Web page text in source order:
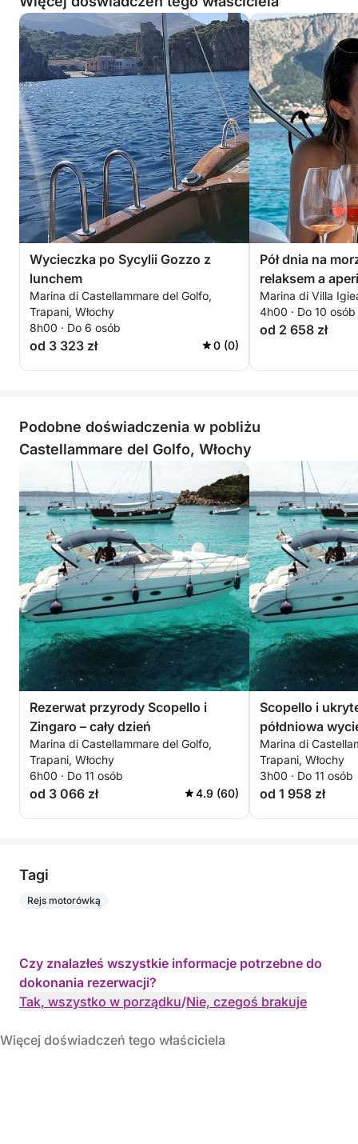
Wycieczka po Sycylii Gozzo z
lunchem
Marina di Castellammare del Golfo,
Trapani, Włochy
8h00 · Do 6 osób
od 3 323 zł 0 (0)
Pół dnia na
relaksem a
Marina di Villa
4h00 · Do 10 osób
od 2 658 zł
Podobne doświadczenia w pobliżu
Castellammare del Golfo, Włochy
Rezerwat przyrody Scopello i
Zingaro – cały dzień
Marina di Castellammare del Golfo,
Trapani, Włochy
6h00 · Do 11 osób
od 3 066 zł 4.9 (60)
Scopello i
półdniowa
Marina di
Trapani, Włochy
3h00 · Do 11 osób
od 1 958 zł
Tagi
Rejs motorówką
Czy znalazłeś wszystkie informacje potrzebne do
dokonania rezerwacji?
Tak, wszystko w porządku/Nie, czegoś brakuje
Więcej doświadczeń tego właściciela